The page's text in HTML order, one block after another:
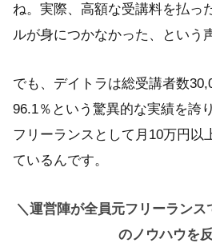
ね。実際、高額な受講料を払っ
ルが身につかなかった、という
でも、デイトラは総受講者数
96.1％という驚異的な実績を誇
フリーランスとして月10万円以
ているんです。
＼運営陣が全員元フリーラン
のノウハウを